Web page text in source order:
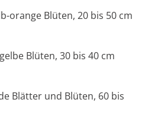
orange Blüten, 20 bis 50 cm
Blüten, 30 bis 40 cm
Blätter und Blüten, 60 bis